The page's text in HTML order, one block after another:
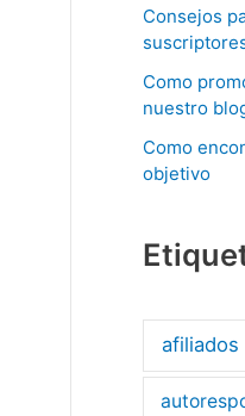
Consejos
Como
nuestro
Como
objetivo
afiliados